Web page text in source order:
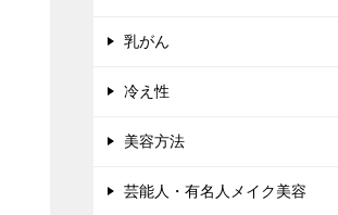
乳がん
冷え性
美容方法
芸能人・有名人メイク美容